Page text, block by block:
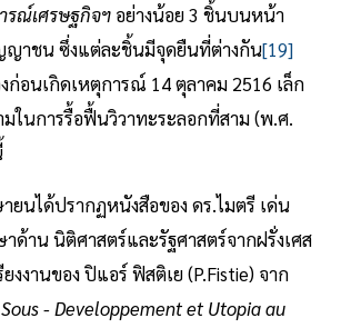
รณ์เศรษฐกิจฯ อย่างน้อย 3 ชิ้นบนหน้า
าชน ซึ่งแต่ละชิ้นมีจุดยืนที่ต่างกัน[19]
ก่อนเกิดเหตุการณ์ 14 ตุลาคม 2516 เล็ก
ในการรื้อฟื้นวิวาทะระลอกที่สาม (พ.ศ.
ยนได้ปรากฏหนังสือของ ดร.ไมตรี เด่น
ด้าน นิติศาสตร์และรัฐศาสตร์จากฝรั่งเศส
งงานของ ปิแอร์ ฟิสติเย (P.Fistie) จาก
Sous - Developpement et Utopia au